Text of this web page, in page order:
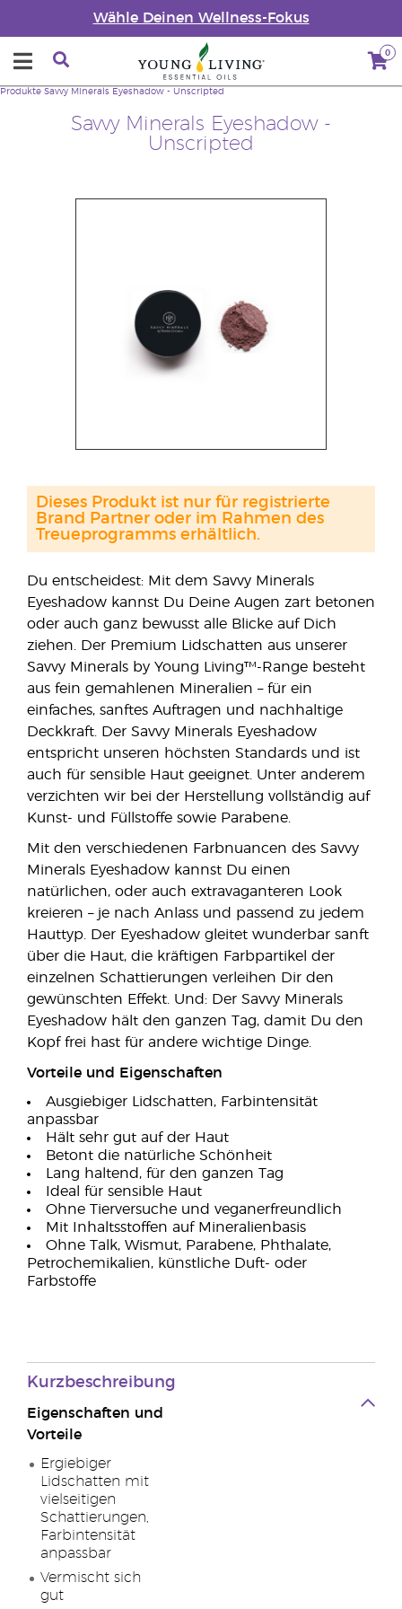
Wähle Deinen Wellness-Fokus
0
Savvy Minerals Eyeshadow -
Unscripted
Produkte Savvy Minerals Eyeshadow - Unscripted
Du entscheidest: Mit dem Savvy Minerals
Eyeshadow kannst Du Deine Augen zart betonen
oder auch ganz bewusst alle Blicke auf Dich
ziehen. Der Premium Lidschatten aus unserer
Savvy Minerals by Young Living™-Range besteht
aus fein gemahlenen Mineralien – für ein
einfaches, sanftes Auftragen und nachhaltige
Deckkraft. Der Savvy Minerals Eyeshadow
entspricht unseren höchsten Standards und ist
auch für sensible Haut geeignet. Unter anderem
verzichten wir bei der Herstellung vollständig auf
Kunst- und Füllstoffe sowie Parabene.
Mit den verschiedenen Farbnuancen des Savvy
Minerals Eyeshadow kannst Du einen
natürlichen, oder auch extravaganteren Look
kreieren – je nach Anlass und passend zu jedem
Hauttyp. Der Eyeshadow gleitet wunderbar sanft
über die Haut, die kräftigen Farbpartikel der
einzelnen Schattierungen verleihen Dir den
gewünschten Effekt. Und: Der Savvy Minerals
Eyeshadow hält den ganzen Tag, damit Du den
Kopf frei hast für andere wichtige Dinge.
Vorteile und Eigenschaften
Ausgiebiger Lidschatten, Farbintensität
anpassbar
Hält sehr gut auf der Haut
Betont die natürliche Schönheit
Lang haltend, für den ganzen Tag
Ideal für sensible Haut
Ohne Tierversuche und veganerfreundlich
Mit Inhaltsstoffen auf Mineralienbasis
Ohne Talk, Wismut, Parabene, Phthalate,
Petrochemikalien, künstliche Duft- oder
Farbstoffe
Dieses Produkt ist nur für registrierte
Brand Partner oder im Rahmen des
Treueprogramms erhältlich.
Kurzbeschreibung
Eigenschaften und
Vorteile
Ergiebiger
Lidschatten mit
vielseitigen
Schattierungen,
Farbintensität
anpassbar
Vermischt sich
gut